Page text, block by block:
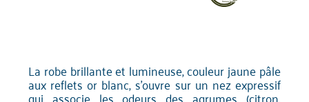
La robe brillante et lumineuse, couleur jaune pâle
aux reflets or blanc, s'ouvre sur un nez expressif